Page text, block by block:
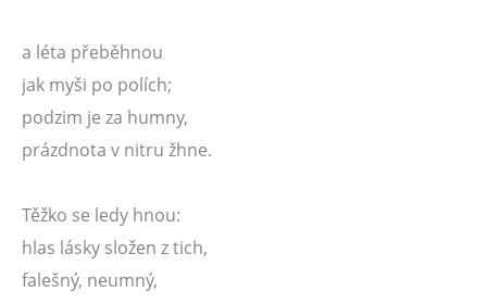
a léta přeběhnou
jak myši po polích;
podzim je za humny,
prázdnota v nitru žhne.
Těžko se ledy hnou:
hlas lásky složen z tich,
falešný, neumný,